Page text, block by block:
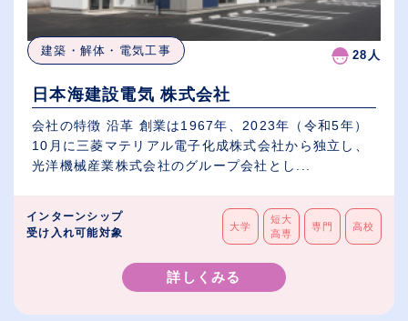
建築・解体・電気工事 28人
日本海建設電気 株式会社
会社の特徴 沿革 創業は1967年、2023年（令和5年）
10月に三菱マテリアル電子化成株式会社から独立し、
光洋機械産業株式会社のグループ会社とし...
インターンシップ
受け入れ可能対象
大学
短大
高専
専門 高校
詳しくみる